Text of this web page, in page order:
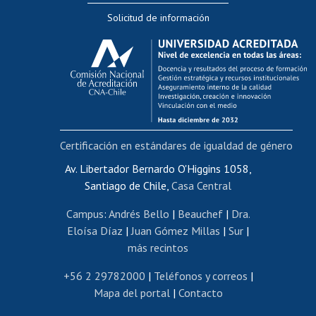
Evaluación docente
Calificación académica
Postulación al AUCAI
Funcionarias/os
Cursos internos de capacitación
Bienestar del personal
Portal de movilidad interna
Certificado de renta
Certificado de renta honorarios
Editar páginas blancas
Extranjeras/os
Revalidación y reconocimiento de títulos
Postulación al Programa de Movilidad Estudiantil
Solicitud de información
Av. Libertador Bernardo O'Higgins 1058,
Santiago de Chile, Casa Central
Campus: Andrés Bello | Beauchef| Dra.
Eloísa Díaz |Juan Gómez Millas | Sur |
más recintos
+56 2 29782000 | Teléfonos y correos |
Mapa del portal| Contacto
Certificación en estándares de igualdad de género